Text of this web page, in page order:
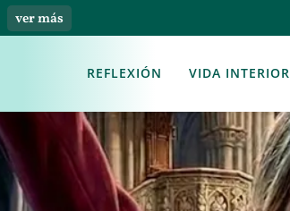
ver más
REFLEXIÓN VIDA INTERIOR